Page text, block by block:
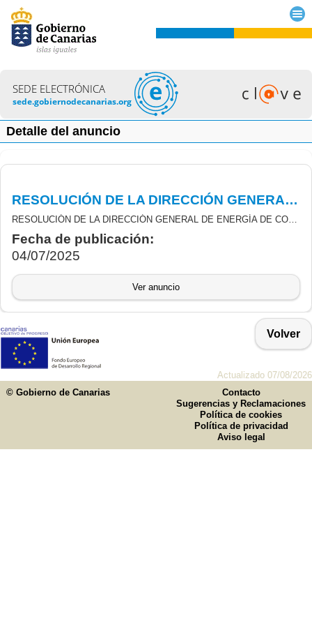
SEDE ELECTRÓNICA
sede.gobiernodecanarias.org
Detalle del anuncio
RESOLUCIÓN DE LA DIRECCIÓN GENERAL DE ENERGÍA DE CONCESIÓN DE SUBVENCIONES DE INCENTIVOS MOVES III
RESOLUCIÓN DE LA DIRECCIÓN GENERAL DE ENERGÍA DE CONCESIÓN DE SUBVENCIONES DERIVADAS DEL REAL DECRETO 266/2021, DE 13 DE ABRIL, POR EL QUE SE REGULAN LOS PROGRAMAS DE INCENTIVOS LIGADOS A LA MOVILIDAD ELÉCTRICA MOVES III, EN EL MARCO DEL PLAN DE RECUPERACIÓN, TRANSFORMACIÓN Y RESILIENCIA (PRTR), CONVOCADAS MEDIANTE RESOLUCIÓN NÚMERO 895/2021, DE 9 DE JULIO DE 2021. (BOC N.º 144, DE 14 DE JULIO DE 2021).
Fecha de publicación:
04/07/2025
Ver anuncio
Volver
Actualizado 07/08/2026
© Gobierno de Canarias
Contacto
Sugerencias y Reclamaciones
Política de cookies
Política de privacidad
Aviso legal